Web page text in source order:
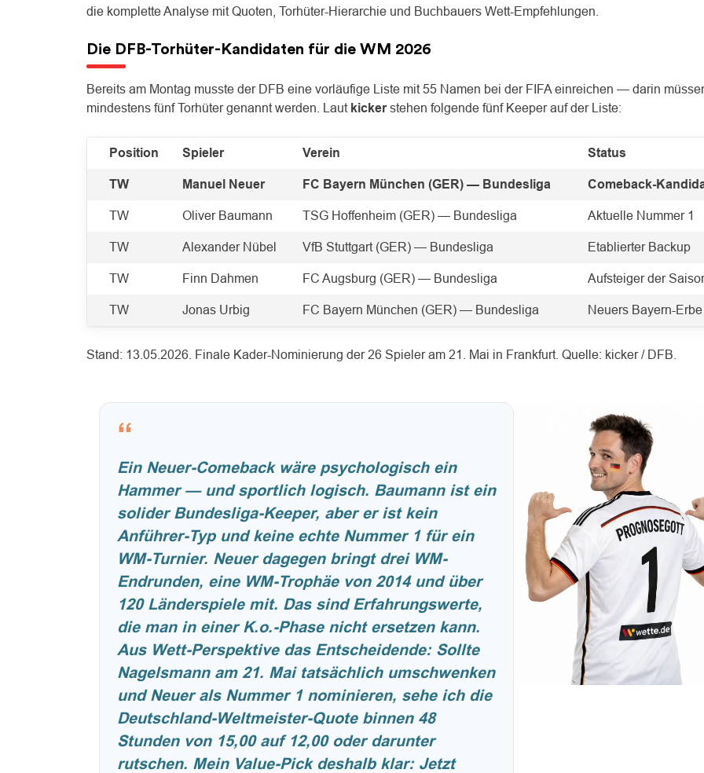
die komplette Analyse mit Quoten, Torhüter-Hierarchie und Buchbauers Wett-Empfehlungen.
Die DFB-Torhüter-Kandidaten für die WM 2026
Bereits am Montag musste der DFB eine vorläufige Liste mit 55 Namen bei der FIFA einreichen — darin
mindestens fünf Torhüter genannt werden. Laut kickerstehen folgende fünf Keeper auf der Liste:
Position Spieler Verein Status
TW Manuel Neuer FC Bayern München (GER) — Bundesliga Comeback-
TW Oliver Baumann TSG Hoffenheim (GER) — Bundesliga Aktuelle Nummer 1
TW Alexander Nübel VfB Stuttgart (GER) — Bundesliga Etablierter Backup
TW Finn Dahmen FC Augsburg (GER) — Bundesliga Aufsteiger der
TW Jonas Urbig FC Bayern München (GER) — Bundesliga Neuers Bayern-Erbe
Stand: 13.05.2026. Finale Kader-Nominierung der 26 Spieler am 21. Mai in Frankfurt. Quelle: kicker / DFB.
“
Ein Neuer-Comeback wäre psychologisch ein
Hammer — und sportlich logisch. Baumann ist ein
solider Bundesliga-Keeper, aber er ist kein
Anführer-Typ und keine echte Nummer 1 für ein
WM-Turnier. Neuer dagegen bringt drei WM-
Endrunden, eine WM-Trophäe von 2014 und über
120 Länderspiele mit. Das sind Erfahrungswerte,
die man in einer K.o.-Phase nicht ersetzen kann.
Aus Wett-Perspektive das Entscheidende: Sollte
Nagelsmann am 21. Mai tatsächlich umschwenken
und Neuer als Nummer 1 nominieren, sehe ich die
Deutschland-Weltmeister-Quote binnen 48
Stunden von 15,00 auf 12,00 oder darunter
rutschen. Mein Value-Pick deshalb klar: Jetzt